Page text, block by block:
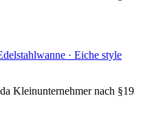
· Eiche style
Kleinunternehmer nach §19